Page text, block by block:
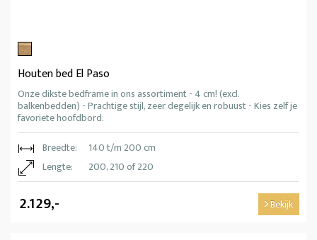
Houten bed El Paso
Onze dikste bedframe in ons assortiment - 4 cm! (excl.
balkenbedden) - Prachtige stijl, zeer degelijk en robuust - Kies zelf je
favoriete hoofdbord.
Breedte:
140 t/m 200 cm
Lengte:
200, 210 of 220
2.129,- Bekijk